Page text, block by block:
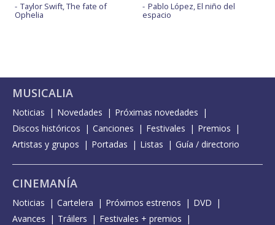
Taylor Swift, The fate of
Ophelia
Pablo López, El niño del
espacio
MUSICALIA
Noticias Novedades
Próximas novedades
Discos históricos
Canciones Festivales
Premios
Artistas y grupos
Portadas Listas Guía / directorio
CINEMANÍA
Noticias Cartelera Próximos estrenos
DVD
Avances
Tráilers
Festivales + premios